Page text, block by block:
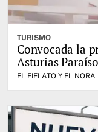
TURISMO
Convocada la
Asturias
EL FIELATO Y EL NORA